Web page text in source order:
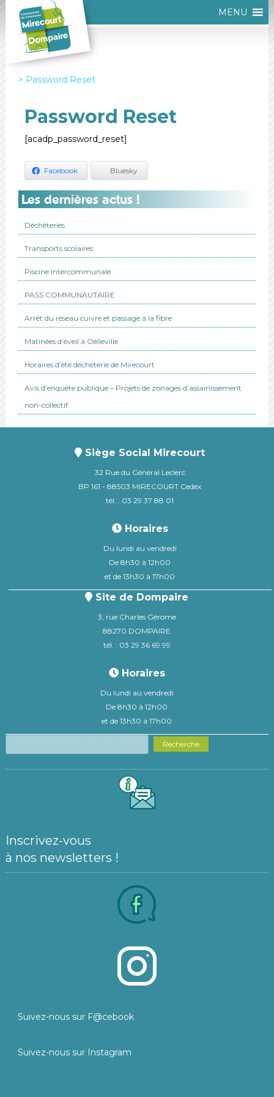
MENU
Password Reset
Password Reset
[acadp_password_reset]
Facebook Bluesky
Les dernières actus !
Déchèteries
Transports scolaires
Piscine intercommunale
PASS COMMUNAUTAIRE
Arrêt du réseau cuivre et passage à la fibre
Matinées d’éveil à Oëlleville
Horaires d’été déchèterie de Mirecourt
Avis d’enquête publique – Projets de zonages d’assainissement
non-collectif
Siège Social Mirecourt
32 Rue du Général Leclerc
BP 161 - 88503 MIRECOURT Cedex
tél. : 03 29 37 88 01
Horaires
Du lundi au vendredi
De 8h30 à 12h00
et de 13h30 à 17h00
Site de Dompaire
3, rue Charles Gérome
88270 DOMPAIRE
tél. : 03 29 36 69 99
Horaires
Du lundi au vendredi
De 8h30 à 12h00
et de 13h30 à 17h00
Recherche
Inscrivez-vous
à nos newsletters !
Suivez-nous sur F@cebook
Suivez-nous sur Instagram